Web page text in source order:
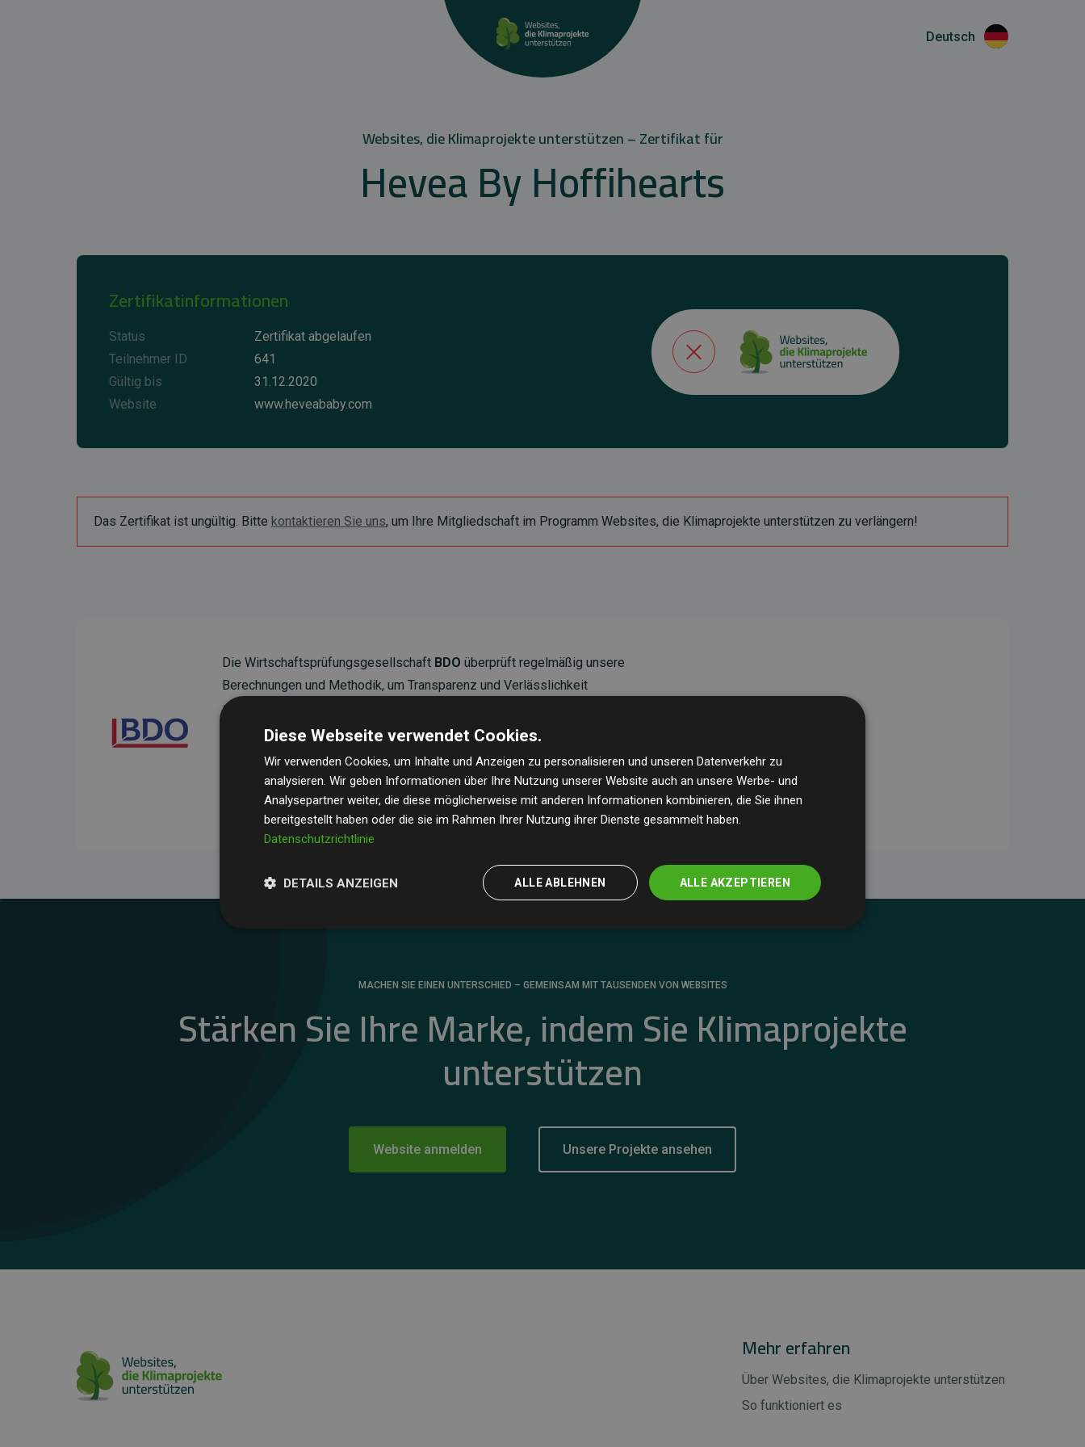
Deutsch
Websites, die Klimaprojekte unterstützen – Zertifikat für
Hevea By Hoffihearts
Zertifikatinformationen
Status
Zertifikat abgelaufen
Teilnehmer ID
641
Gültig bis
31.12.2020
Website
www.heveababy.com
Das Zertifikat ist ungültig. Bitte kontaktieren Sie uns, um Ihre Mitgliedschaft im Programm Websites, die Klimaprojekte unterstützen zu verlängern!
Die Wirtschaftsprüfungsgesellschaft BDO überprüft regelmäßig unsere
Berechnungen und Methodik, um Transparenz und Verlässlichkeit
sicherzustellen.
Ihre Prüfungen belegen, dass unsere Investitionen in Klimaschutzprojekte im
Durchschnitt200 % der geschätzten CO₂-Emissionender teilnehmenden
Websites kompensieren – ein klarer Nachweis für die messbare Klimawirkung
unseres Ansatzes.
MACHEN SIE EINEN UNTERSCHIED – GEMEINSAM MIT TAUSENDEN VON WEBSITES
Stärken Sie Ihre Marke, indem Sie Klimaprojekte
unterstützen
Website anmelden Unsere Projekte ansehen
Mehr erfahren
Über Websites, die Klimaprojekte unterstützen
So funktioniert es
Diese Webseite verwendet Cookies.
Wir verwenden Cookies, um Inhalte und Anzeigen zu personalisieren und unseren Datenverkehr zu
analysieren. Wir geben Informationen über Ihre Nutzung unserer Website auch an unsere Werbe- und
Analysepartner weiter, die diese möglicherweise mit anderen Informationen kombinieren, die Sie ihnen
bereitgestellt haben oder die sie im Rahmen Ihrer Nutzung ihrer Dienste gesammelt haben.
Datenschutzrichtlinie
ALLE AKZEPTIEREN
ALLE ABLEHNEN
DETAILS ANZEIGEN